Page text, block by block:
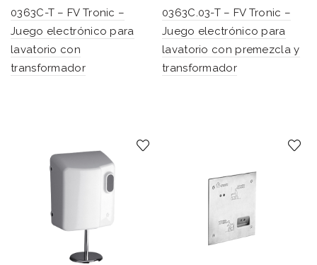
0363C-T – FV Tronic –
Juego electrónico para
lavatorio con
transformador
0363C.03-T – FV Tronic –
Juego electrónico para
lavatorio con premezcla y
transformador